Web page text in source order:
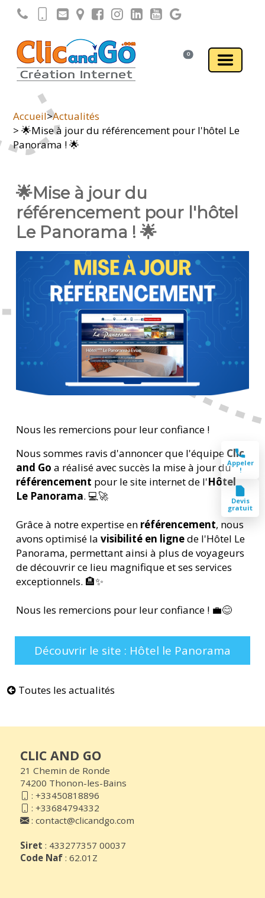
0
Accueil>Actualités
> 🌟Mise à jour du référencement pour l'hôtel Le
Panorama ! 🌟
🌟Mise à jour du
référencement pour l'hôtel
Le Panorama ! 🌟
Nous les remercions pour leur confiance !
Nous sommes ravis d'annoncer que l'équipe Clic
and Go a réalisé avec succès la mise à jour du
référencement pour le site internet de l'Hôtel
Le Panorama. 💻🚀
Grâce à notre expertise en référencement, nous
avons optimisé la visibilité en lignede l'Hôtel Le
Panorama, permettant ainsi à plus de voyageurs
de découvrir ce lieu magnifique et ses services
exceptionnels. 🏨✨
Nous les remercions pour leur confiance ! 💼😊
Découvrir le site : Hôtel le Panorama
Toutes les actualités
CLIC AND GO
21 Chemin de Ronde
74200 Thonon-les-Bains
: +33450818896
: +33684794332
: contact@clicandgo.com
Siret : 433277357 00037
Code Naf : 62.01Z
Appeler
!
Devis
gratuit